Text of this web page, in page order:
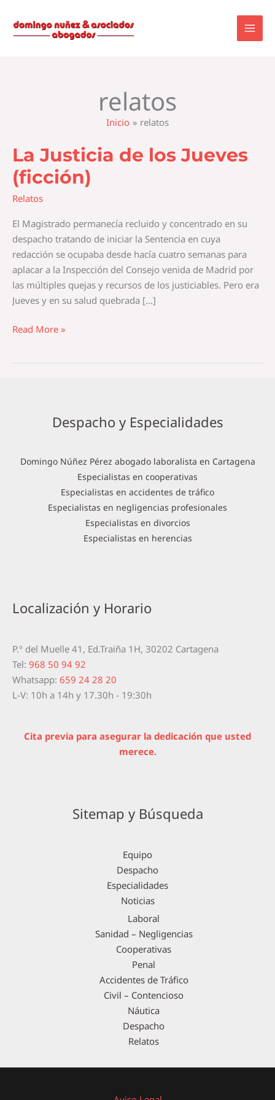
contenido
relatos
Inicio relatos
La Justicia de los Jueves
(ficción)
Relatos
El Magistrado permanecía recluido y concentrado en su
despacho tratando de iniciar la Sentencia en cuya
redacción se ocupaba desde hacía cuatro semanas para
aplacar a la Inspección del Consejo venida de Madrid por
las múltiples quejas y recursos de los justiciables. Pero era
Jueves y en su salud quebrada […]
La
Justicia
de
los
(ficción)
Read More »
Despacho y Especialidades
Domingo Núñez Pérez abogado laboralista en Cartagena
Especialistas en cooperativas
Especialistas en accidentes de tráfico
Especialistas en negligencias profesionales
Especialistas en divorcios
Especialistas en herencias
Localización y Horario
P.º del Muelle 41, Ed.Traiña 1H, 30202 Cartagena
Tel: 968 50 94 92
Whatsapp: 659 24 28 20
L-V: 10h a 14h y 17.30h - 19:30h
Cita previa para asegurar la dedicación que usted
merece.
Sitemap y Búsqueda
Equipo
Despacho
Especialidades
Noticias
Laboral
Sanidad – Negligencias
Cooperativas
Penal
Accidentes de Tráfico
Civil – Contencioso
Náutica
Despacho
Relatos